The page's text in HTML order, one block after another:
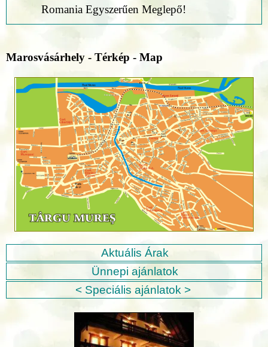
Romania Egyszerűen Meglepő!
Marosvásárhely - Térkép - Map
Aktuális Árak
Ünnepi ajánlatok
< Speciális ajánlatok >